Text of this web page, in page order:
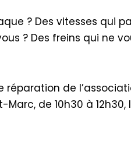
? Des vitesses qui
? Des freins qui ne
réparation de
de 10h30 à 12h30,